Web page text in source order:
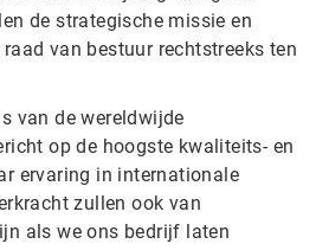
de strategische missie en
van bestuur rechtstreeks ten
van de wereldwijde
op de hoogste kwaliteits- en
ervaring in internationale
zullen ook van
als we ons bedrijf laten